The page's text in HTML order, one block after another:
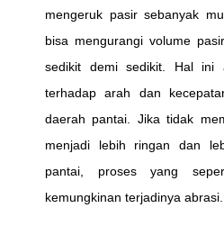
mengeruk pasir sebanyak
bisa mengurangi volume
sedikit demi sedikit. Hal ini
terhadap arah dan
daerah pantai. Jika tidak
menjadi lebih ringan dan
pantai, proses yang
kemungkinan terjadinya abrasi.